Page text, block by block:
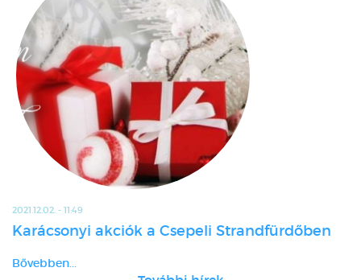
2021.12.02. - 11:49
Karácsonyi akciók a Csepeli Strandfürdőben
Bővebben...